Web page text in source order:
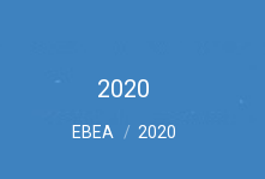
2020
ΕΒΕΑ 2020